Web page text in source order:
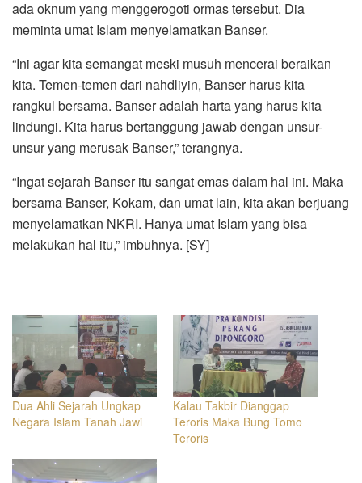
ada oknum yang menggerogoti ormas tersebut. Dia
meminta umat Islam menyelamatkan Banser.
“Ini agar kita semangat meski musuh mencerai beraikan
kita. Temen-temen dari nahdliyin, Banser harus kita
rangkul bersama. Banser adalah harta yang harus kita
lindungi. Kita harus bertanggung jawab dengan unsur-
unsur yang merusak Banser,” terangnya.
“Ingat sejarah Banser itu sangat emas dalam hal ini. Maka
bersama Banser, Kokam, dan umat lain, kita akan berjuang
menyelamatkan NKRI. Hanya umat Islam yang bisa
melakukan hal itu,” imbuhnya. [SY]
Dua Ahli Sejarah Ungkap
Negara Islam Tanah Jawi
Kalau Takbir Dianggap
Teroris Maka Bung Tomo
Teroris